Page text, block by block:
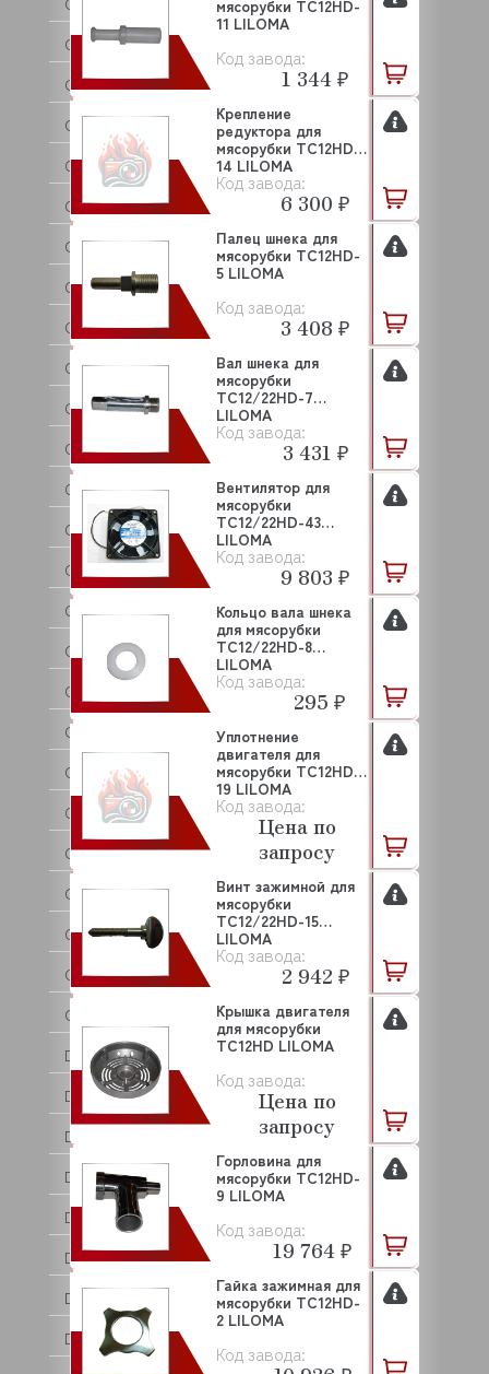
CAB
CAMBRO
CANCAN
CARBOMA (Карбома)
CARIMALI
CAS
CASADIO
CELME
CHILZ
CIME
CNIX
COFFF
COLDLINE
COMENDA
COMPACK
CONVITO
CONVOTHERM
COOL COMPACT
COOLEQ
CRAZY PAN
CREM
CRYSPI
CUCKOO
CUNILL
CUPPONE
DANLER
DANUBE
DE VECCHI
DEBAG
DELL ORO
DERBY
DIHR
DIRMAK
Код завода:
мясорубки TC12HD-
11 LILOMA
1 344 ₽
Код завода:
Крепление
редуктора для
мясорубки TC12HD-
14 LILOMA
6 300 ₽
Код завода:
Палец шнека для
мясорубки ТС12HD-
5 LILOMA
3 408 ₽
Код завода:
Вал шнека для
мясорубки
ТС12/22HD-7
LILOMA
3 431 ₽
Код завода:
Вентилятор для
мясорубки
TC12/22HD-43
LILOMA
9 803 ₽
Код завода:
Кольцо вала шнека
для мясорубки
ТС12/22HD-8
LILOMA
295 ₽
Код завода:
Уплотнение
двигателя для
мясорубки ТС12HD-
19 LILOMA
Цена по
запросу
Код завода:
Винт зажимной для
мясорубки
TC12/22HD-15
LILOMA
2 942 ₽
Код завода:
Крышка двигателя
для мясорубки
ТС12HD LILOMA
Цена по
запросу
Код завода:
Горловина для
мясорубки ТС12HD-
9 LILOMA
19 764 ₽
Код завода:
Гайка зажимная для
мясорубки ТС12HD-
2 LILOMA